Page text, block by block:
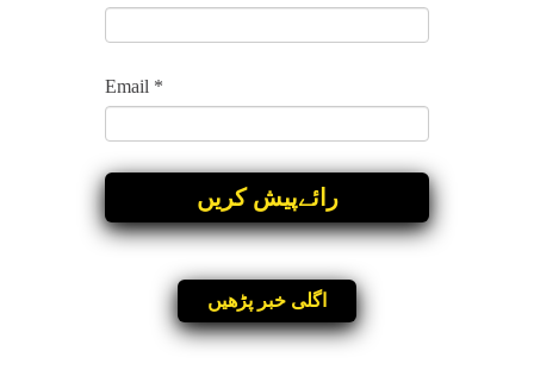
Email *
اگلی خبر پڑھیں